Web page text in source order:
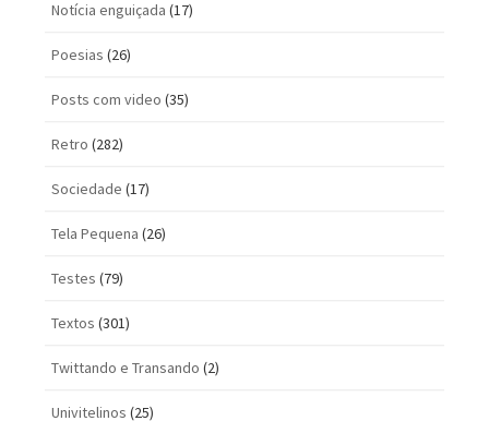
Notícia enguiçada (17)
Poesias (26)
Posts com vi­deo (35)
Retro (282)
Sociedade (17)
Tela Pequena (26)
Testes (79)
Textos (301)
Twittando e Transando (2)
Univitelinos (25)